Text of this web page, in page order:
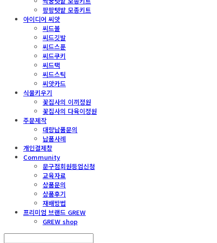
팡팡텃밭 모종키트
아이디어 씨앗
씨드볼
씨드깃발
씨드스푼
씨드쿠키
씨드택
씨드스틱
씨앗카드
식물키우기
꽃집사의 이끼정원
꽃집사의 다육이정원
주문제작
대량납품문의
납품사례
개인결제창
Community
문구점회원등업신청
교육자료
상품문의
상품후기
재배방법
프리미엄 브랜드 GREW
GREW shop